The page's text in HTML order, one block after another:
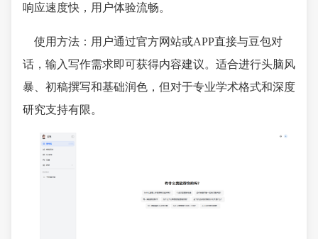
响应速度快，用户体验流畅。
使用方法：用户通过官方网站或APP直接与豆包对
话，输入写作需求即可获得内容建议。适合进行头脑风
暴、初稿撰写和基础润色，但对于专业学术格式和深度
研究支持有限。